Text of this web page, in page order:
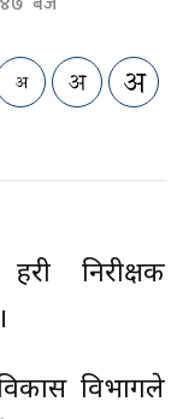
निरीक्षक
विकास विभागले